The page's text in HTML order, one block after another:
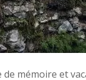
de mémoire et